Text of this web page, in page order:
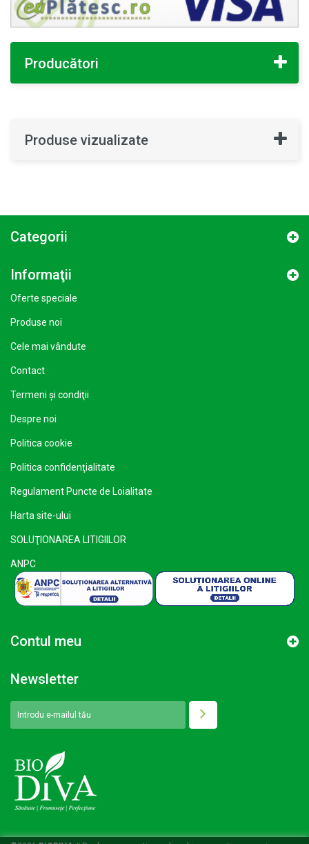
Producători
Produse vizualizate
Categorii
Informaţii
Oferte speciale
Produse noi
Cele mai vândute
Contact
Termeni şi condiţii
Despre noi
Politica cookie
Politica confidenţialitate
Regulament Puncte de Loialitate
Harta site-ului
SOLUŢIONAREA LITIGIILOR
ANPC
Contul meu
Newsletter